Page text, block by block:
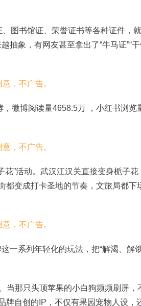
图书馆证、荣誉证书等各种证件，
抽象，有网友甚至拿出了“牛马证”“
微博阅读量4658.5万 ，小红书浏览
花”活动。武汉江汉关直接变身栀子花
都变成打卡圣地的节奏，文旅局都下
一系列年轻化的玩法，把“解渴、解
当那只头顶苹果的小白狗频频刷屏，
牌自创的IP，不仅有果园宠物人设，